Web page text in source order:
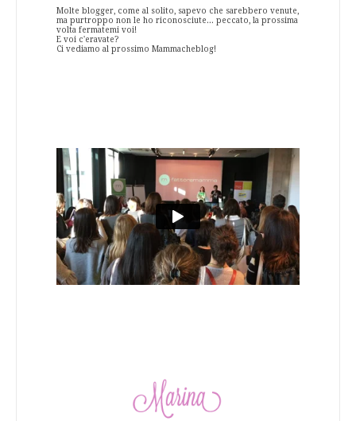
Molte blogger, come al solito, sapevo che sarebbero venute,
ma purtroppo non le ho riconosciute... peccato, la prossima
volta fermatemi voi!
E voi c'eravate?
Ci vediamo al prossimo Mammacheblog!